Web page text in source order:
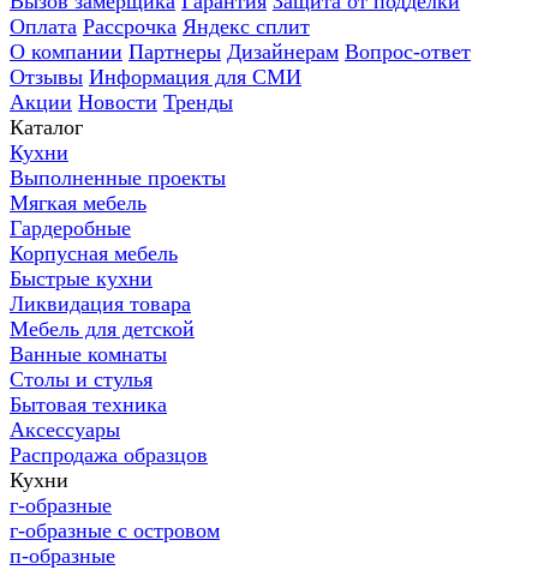
Оплата Рассрочка Яндекс сплит
О компании Партнеры Дизайнерам Вопрос-ответ
Отзывы Информация для СМИ
Акции Новости Тренды
Каталог
Кухни
Выполненные проекты
Мягкая мебель
Гардеробные
Корпусная мебель
Быстрые кухни
Ликвидация товара
Мебель для детской
Ванные комнаты
Столы и стулья
Бытовая техника
Аксессуары
Распродажа образцов
Кухни
г-образные
г-образные с островом
п-образные